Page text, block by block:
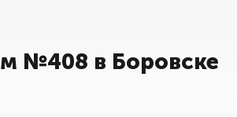
№408 в Боровске